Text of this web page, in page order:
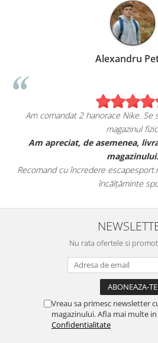
Alexandru
Am comandat 2 hanorace Nike. Se
magazinul
Am apreciat, de asemenea,
magazinului.
Recomand cu încredere
încălțăminte
Nu rata ofertele si
Vreau sa primesc newsletter
magazinului. Afla mai multe in
Confidentialitate